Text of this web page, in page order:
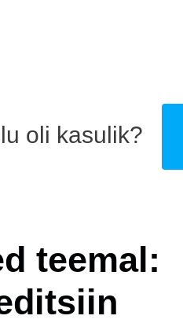
oli kasulik?
teemal: